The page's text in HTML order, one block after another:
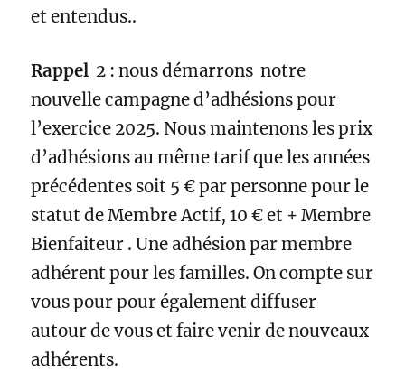
et entendus..
Rappel 2 : nous démarrons notre
nouvelle campagne d’adhésions pour
l’exercice 2025. Nous maintenons les prix
d’adhésions au même tarif que les années
précédentes soit 5 € par personne pour le
statut de Membre Actif, 10 € et + Membre
Bienfaiteur . Une adhésion par membre
adhérent pour les familles. On compte sur
vous pour pour également diffuser
autour de vous et faire venir de nouveaux
adhérents.